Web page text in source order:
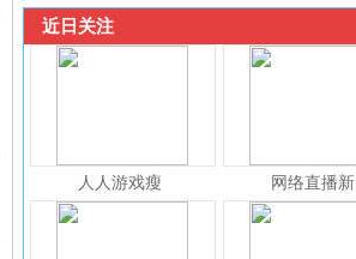
近日关注
人人游戏瘦 网络直播新